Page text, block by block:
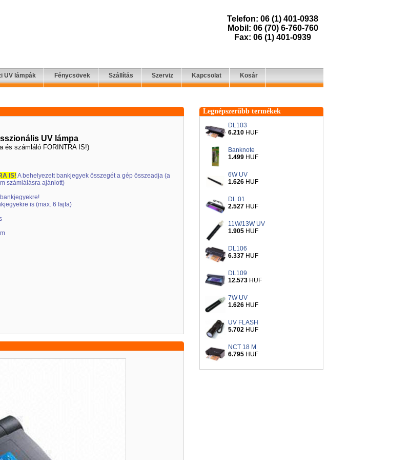
Telefon: 06 (1) 401-0938
Mobil: 06 (70) 6-760-760
Fax: 06 (1) 401-0939
UV lámpák Fénycsövek Szállítás Szerviz Kapcsolat Kosár
UV lámpa
és számláló FORINTRA IS!)
IS! A behelyezett bankjegyek összegét a gép összeadja (a
számlálásra ajánlott)
is (max. 6 fajta)
Legnépszerűbb termékek
DL103
6.210 HUF
Banknote
1.499 HUF
6W UV
1.626 HUF
DL 01
2.527 HUF
11W/13W UV
1.905 HUF
DL106
6.337 HUF
DL109
12.573 HUF
7W UV
1.626 HUF
UV FLASH
5.702 HUF
NCT 18 M
6.795 HUF